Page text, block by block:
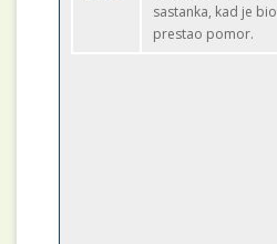
sastanka, kad je bio
prestao pomor.